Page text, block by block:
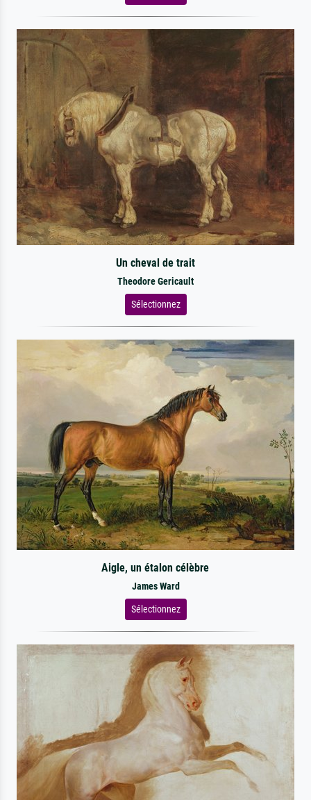
Un cheval de trait
Theodore Gericault
Sélectionnez
Aigle, un étalon célèbre
James Ward
Sélectionnez